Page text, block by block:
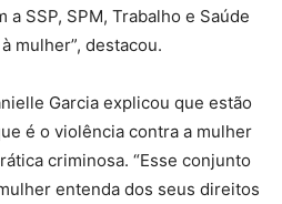
SSP, SPM, Trabalho e Saúde
mulher”, destacou.
Garcia explicou que estão
é o violência contra a mulher
criminosa. “Esse conjunto
entenda dos seus direitos